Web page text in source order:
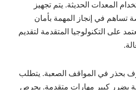
المعدات الحديثة. يتم تجهيز
تساهم في إنجاز المهمة بأمان
على التكنولوجيا المتقدمة لتقديم
بحذر في المواقف الصعبة. يتطلب
بضرر كبير مهارات متقدمة. يحرص